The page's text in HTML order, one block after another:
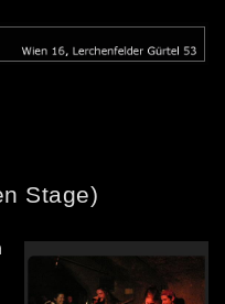
Stage)